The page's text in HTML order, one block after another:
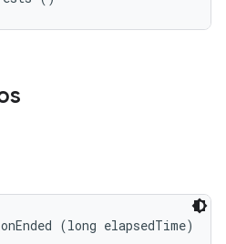
(long elapsedTime)